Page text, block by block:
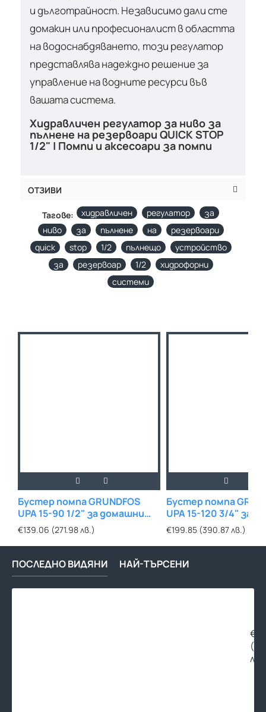
и дълготрайност. Независимо дали сте
домакин или професионалист в областта
на водоснабдяването, този регулатор
представлява надеждно решение за
управление на водните ресурси във
вашата система.
Хидравличен регулатор за ниво за
пълнене на резервоари QUICK STOP
1/2" | Помпи и аксесоари за помпи
ОТЗИВИ
Тагове: хидравличен регулатор
за
ниво
за пълнене на
резервоари
quick
stop 1/2 пълнещо
устройство
за
резервоар 1/2
хидрофорни
системи
Бустер помпа GRUNDFOS
UPA 15-90 1/2" за домашни
нужди
€139.06 (271.98 лв.)
Бустер помпа
UPA 15-120 3/4" за
нужди
€199.85 (390.87 лв.)
ПОСЛЕДНО ВИДЯНИ НАЙ-ТЪРСЕНИ
на
лв.)